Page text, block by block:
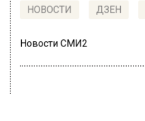
НОВОСТИ ДЗЕН
Новости СМИ2